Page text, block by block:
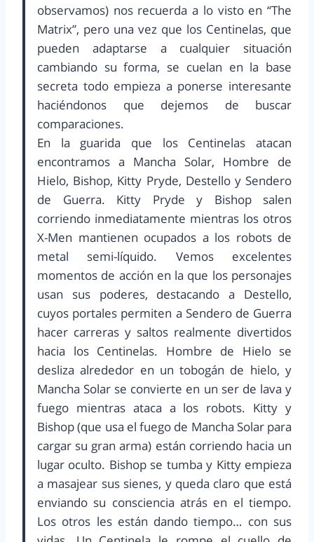
observamos) nos recuerda a lo visto en “The
Matrix”, pero una vez que los Centinelas, que
pueden adaptarse a cualquier situación
cambiando su forma, se cuelan en la base
secreta todo empieza a ponerse interesante
haciéndonos que dejemos de buscar
comparaciones.
En la guarida que los Centinelas atacan
encontramos a Mancha Solar, Hombre de
Hielo, Bishop, Kitty Pryde, Destello y Sendero
de Guerra. Kitty Pryde y Bishop salen
corriendo inmediatamente mientras los otros
X-Men mantienen ocupados a los robots de
metal semi-líquido. Vemos excelentes
momentos de acción en la que los personajes
usan sus poderes, destacando a Destello,
cuyos portales permiten a Sendero de Guerra
hacer carreras y saltos realmente divertidos
hacia los Centinelas. Hombre de Hielo se
desliza alrededor en un tobogán de hielo, y
Mancha Solar se convierte en un ser de lava y
fuego mientras ataca a los robots. Kitty y
Bishop (que usa el fuego de Mancha Solar para
cargar su gran arma) están corriendo hacia un
lugar oculto. Bishop se tumba y Kitty empieza
a masajear sus sienes, y queda claro que está
enviando su consciencia atrás en el tiempo.
Los otros les están dando tiempo… con sus